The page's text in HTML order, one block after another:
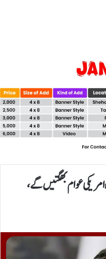
امریکی عوام بھگتیں گے،